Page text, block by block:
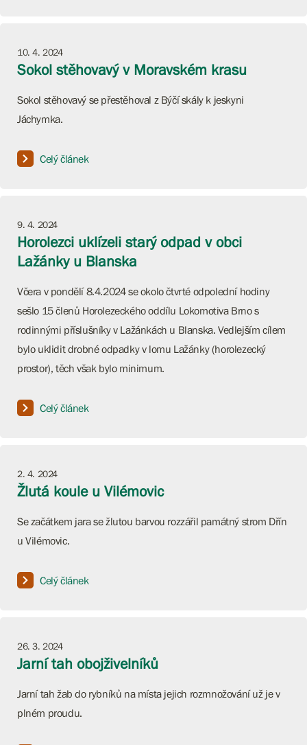
10. 4. 2024
Sokol stěhovavý v Moravském krasu
Sokol stěhovavý se přestěhoval z Býčí skály k jeskyni
Jáchymka.
Celý článek
9. 4. 2024
Horolezci uklízeli starý odpad v obci
Lažánky u Blanska
Včera v pondělí 8.4.2024 se okolo čtvrté odpolední hodiny
sešlo 15 členů Horolezeckého oddílu Lokomotiva Brno s
rodinnými příslušníky v Lažánkách u Blanska. Vedlejším cílem
bylo uklidit drobné odpadky v lomu Lažánky (horolezecký
prostor), těch však bylo minimum.
Celý článek
2. 4. 2024
Žlutá koule u Vilémovic
Se začátkem jara se žlutou barvou rozzářil památný strom Dřín
u Vilémovic.
Celý článek
26. 3. 2024
Jarní tah obojživelníků
Jarní tah žab do rybníků na místa jejich rozmnožování už je v
plném proudu.